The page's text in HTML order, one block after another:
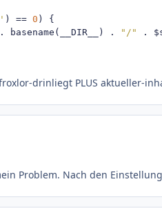
) == 0 )
{
. basename ( __DIR__ ) . "/" .
drinliegt PLUS aktueller-
Problem. Nach den